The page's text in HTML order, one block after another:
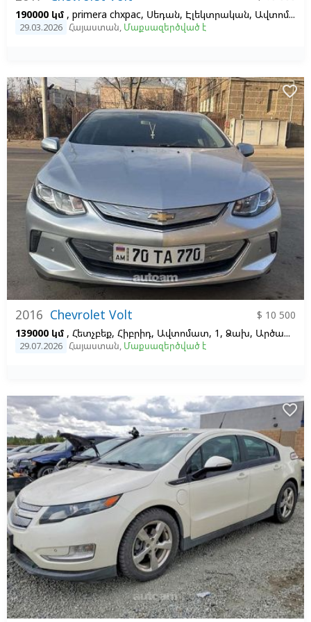
190000 կմ , primera chxpac, Սեդան, Էլեկտրական, Ավտոմատ, 14, 1
29.03.2026 Հայաստան, Մաքսազերծված է
2016 Chevrolet Volt
$ 10 500
139000 կմ , Հետչբեք, Հիբրիդ, Ավտոմատ, 1, Ձախ, Արծաթագույն,
29.07.2026 Հայաստան, Մաքսազերծված է
favorite_border
favorite_border